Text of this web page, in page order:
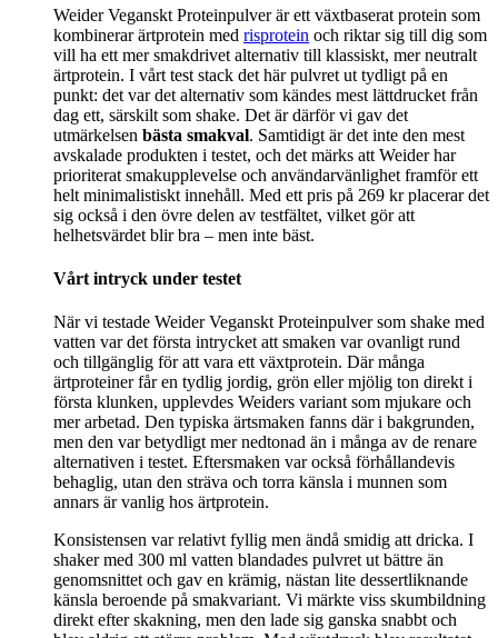
Weider Veganskt Proteinpulver är ett växtbaserat protein som
kombinerar ärtprotein med risprotein och riktar sig till dig som
vill ha ett mer smakdrivet alternativ till klassiskt, mer neutralt
ärtprotein. I vårt test stack det här pulvret ut tydligt på en
punkt: det var det alternativ som kändes mest lättdrucket från
dag ett, särskilt som shake. Det är därför vi gav det
utmärkelsen bästa smakval. Samtidigt är det inte den mest
avskalade produkten i testet, och det märks att Weider har
prioriterat smakupplevelse och användarvänlighet framför ett
helt minimalistiskt innehåll. Med ett pris på 269 kr placerar det
sig också i den övre delen av testfältet, vilket gör att
helhetsvärdet blir bra – men inte bäst.
Vårt intryck under testet
När vi testade Weider Veganskt Proteinpulver som shake med
vatten var det första intrycket att smaken var ovanligt rund
och tillgänglig för att vara ett växtprotein. Där många
ärtproteiner får en tydlig jordig, grön eller mjölig ton direkt i
första klunken, upplevdes Weiders variant som mjukare och
mer arbetad. Den typiska ärtsmaken fanns där i bakgrunden,
men den var betydligt mer nedtonad än i många av de renare
alternativen i testet. Eftersmaken var också förhållandevis
behaglig, utan den sträva och torra känsla i munnen som
annars är vanlig hos ärtprotein.
Konsistensen var relativt fyllig men ändå smidig att dricka. I
shaker med 300 ml vatten blandades pulvret ut bättre än
genomsnittet och gav en krämig, nästan lite dessertliknande
känsla beroende på smakvariant. Vi märkte viss skumbildning
direkt efter skakning, men den lade sig ganska snabbt och